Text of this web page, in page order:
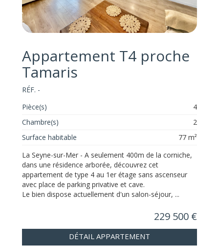
Appartement T4 proche
Tamaris
RÉF. -
Pièce(s)
4
Chambre(s)
2
Surface habitable
77 m²
La Seyne-sur-Mer - A seulement 400m de la corniche,
dans une résidence arborée, découvrez cet
appartement de type 4 au 1er étage sans ascenseur
avec place de parking privative et cave.
Le bien dispose actuellement d'un salon-séjour, ...
229 500 €
DÉTAIL APPARTEMENT